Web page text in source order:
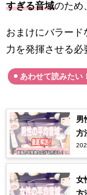
すぎる音域のため
おまけにバラード
力を発揮させる必
あわせて読みたい！
男
方
女
方